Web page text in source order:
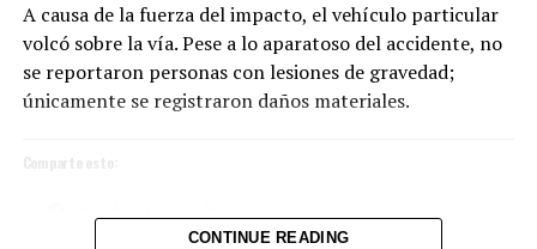
A causa de la fuerza del impacto, el vehículo particular
volcó sobre la vía. Pese a lo aparatoso del accidente, no
se reportaron personas con lesiones de gravedad;
únicamente se registraron daños materiales.
Comparte esto:
CONTINUE READING